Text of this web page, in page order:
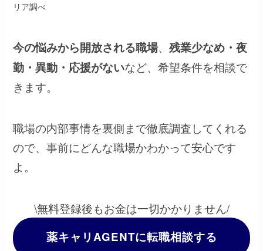
リア調べ
今の悩みから開放される職場、残業少なめ・夜
勤・異動・応援がないなど、希望条件を相談で
きます。
職場の内部事情を裏側まで徹底調査してくれる
ので、事前にどんな職場かわかって安心です
よ。
\無料登録後もお金は一切かかりません/
薬キャリAGENTに転職相談する